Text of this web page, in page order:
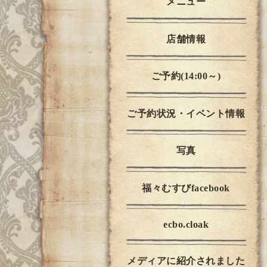
店舗情報
ご予約(14:00～)
ご予約状況・イベント情報
写真
福々むすびfacebook
ecbo.cloak
メディアに紹介されました